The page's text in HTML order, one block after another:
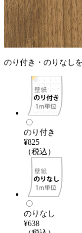
のり付き・のりなし
のり付き
¥825
（税込）
のりなし
¥638